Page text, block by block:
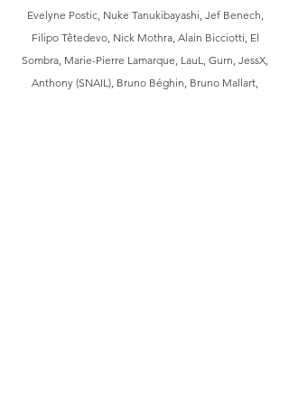
Evelyne Postic, Nuke Tanukibayashi, Jef Benech,
Filipo Têtedevo, Nick Mothra, Alain Bicciotti, El
Sombra, Marie-Pierre Lamarque, LauL, Gurn, JessX,
Anthony (SNAIL), Bruno Béghin, Bruno Mallart,